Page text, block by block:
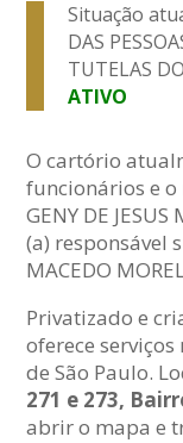
Situação
DAS
TUTELAS
ATIVO
O cartório
funcionários e o
GENY DE
(a) responsável
MACEDO
Privatizado e
oferece
de São Paulo.
271 e 273,
abrir o mapa e